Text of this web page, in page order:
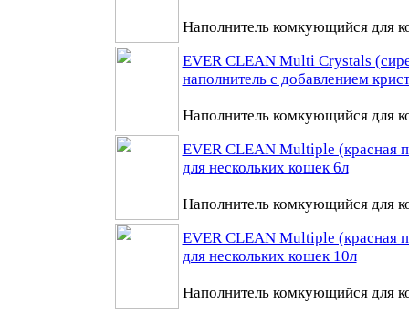
Наполнитель комкующийся для
EVER CLEAN Multi Crystals
наполнитель с добавлением
Наполнитель комкующийся для
EVER CLEAN Multiple (красная
для нескольких кошек 6л
Наполнитель комкующийся для
EVER CLEAN Multiple (красная
для нескольких кошек 10л
Наполнитель комкующийся для